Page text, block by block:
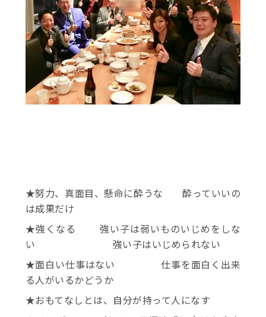
★努力、真面目、懸命に酔うな
酔っていいの
は成果だけ
★強くなる 強い子は弱いものいじめをしな
い 強い子はいじめられない
★面白い仕事はない 仕事を面白く出来
る人がいるかどうか
★おもてなしとは、自分が持って人になす